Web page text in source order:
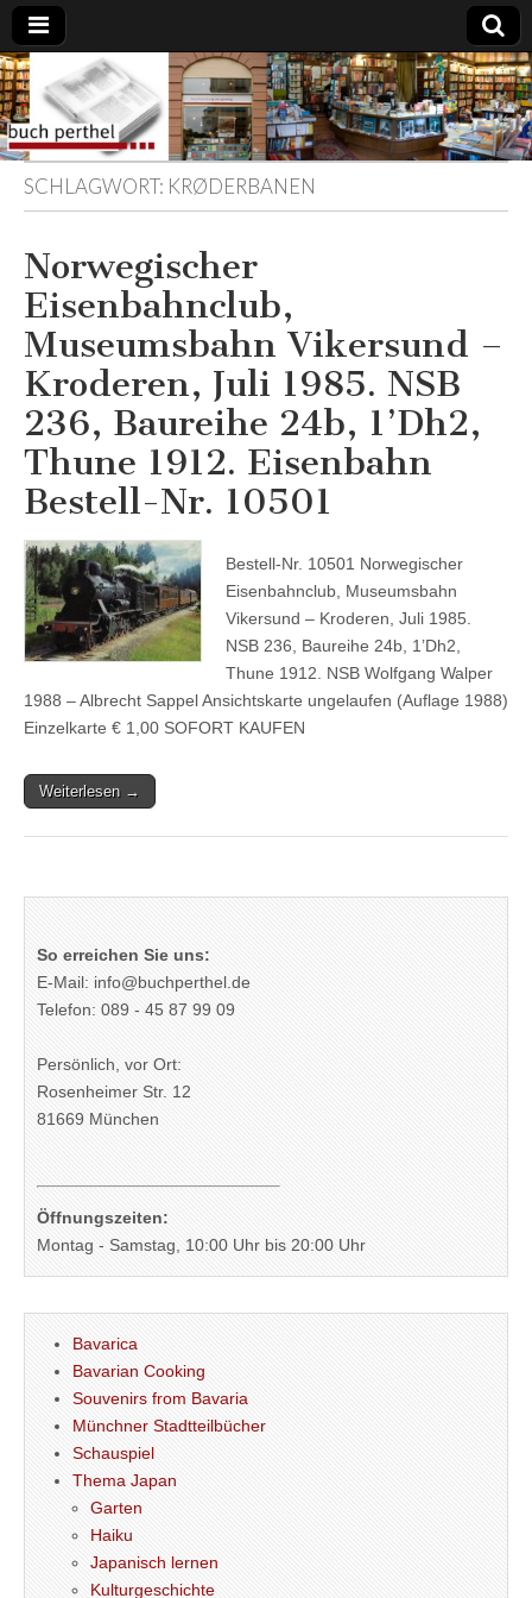
Buchhandlung
am Gasteig
SCHLAGWORT: KRØDERBANEN
Norwegischer
Eisenbahnclub,
Museumsbahn Vikersund –
Kroderen, Juli 1985. NSB
236, Baureihe 24b, 1’Dh2,
Thune 1912. Eisenbahn
Bestell-Nr. 10501
Bestell-Nr. 10501 Norwegischer
Eisenbahnclub, Museumsbahn
Vikersund – Kroderen, Juli 1985.
NSB 236, Baureihe 24b, 1’Dh2,
Thune 1912. NSB Wolfgang Walper
1988 – Albrecht Sappel Ansichtskarte ungelaufen (Auflage 1988)
Einzelkarte € 1,00 SOFORT KAUFEN
Weiterlesen →
So erreichen Sie uns:
E-Mail: info@buchperthel.de
Telefon: 089 - 45 87 99 09
Persönlich, vor Ort:
Rosenheimer Str. 12
81669 München
Öffnungszeiten:
Montag - Samstag, 10:00 Uhr bis 20:00 Uhr
Bavarica
Bavarian Cooking
Souvenirs from Bavaria
Münchner Stadtteilbücher
Schauspiel
Thema Japan
Garten
Haiku
Japanisch lernen
Kulturgeschichte